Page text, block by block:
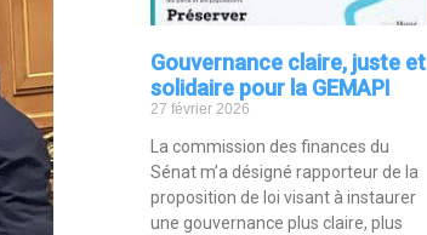
Gouvernance claire, juste et
solidaire pour la GEMAPI
27 février 2026
La commission des finances du
Sénat m’a désigné rapporteur de la
proposition de loi visant à instaurer
une gouvernance plus claire, plus